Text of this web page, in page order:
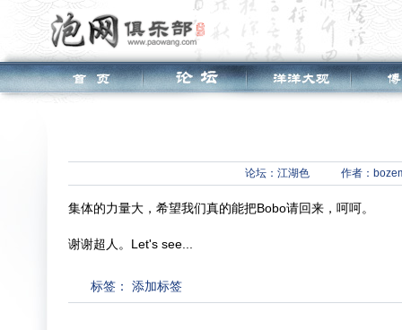
论坛： 江湖色 作者：
集体的力量大，希望我们真的能把Bobo请回来，呵呵。
谢谢超人。Let's see...
标签： 添加标签